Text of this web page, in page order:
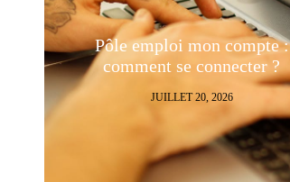
Pôle emploi mon compte :
comment se connecter ?
JUILLET 20, 2026